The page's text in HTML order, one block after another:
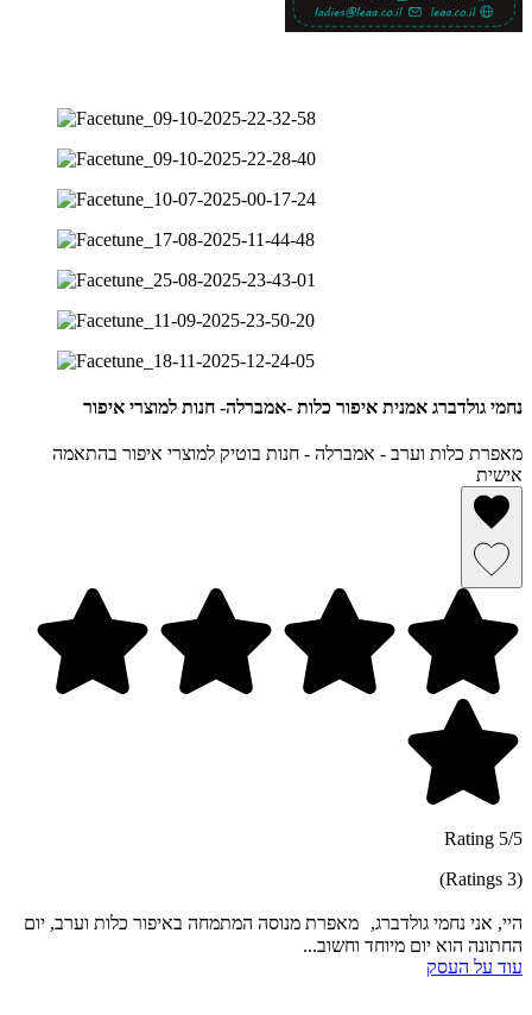
נחמי גולדברג אמנית איפור כלות -אמברלה- חנות למוצרי איפור
מאפרת כלות וערב - אמברלה - חנות בוטיק למוצרי איפור בהתאמה
אישית
הסרה מרשימת מועדפים
שמירה ברשימת מועדפים
5/5 Rating
(3 Ratings)
היי, אני נחמי גולדברג, מאפרת מנוסה המתמחה באיפור כלות וערב, יום
החתונה הוא יום מיוחד וחשוב...
עוד על העסק